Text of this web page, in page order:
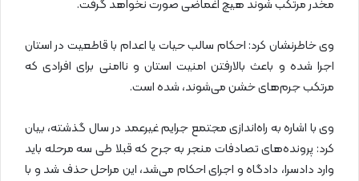
مخدر مرتکب شوند هیچ اغماضی صورت نخواهد گرفت.
وی خاطرنشان کرد: احکام سالب حیات یا اعدام با قاطعیت در استان
اجرا شده و باعث بالارفتن امنیت استان و ناامنی برای افرادی که
مرتکب جرم‌های خشن می‌شوند، شده است.
وی با اشاره به راه‌اندازی مجتمع جرایم غیرعمد در سال گذشته، بیان
کرد: پرونده‌های تصادفات منجر به جرح که قبلا طی سه مرحله باید
وارد دادسرا، دادگاه و اجرای احکام می‌شد، این مراحل حذف شد و با